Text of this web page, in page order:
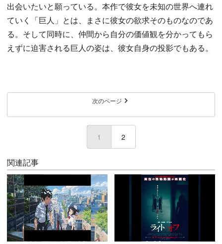
出会いたいと願っている。本作で彼女を未知の世界へ連れ
ていく「巨人」とは、まさに彼女の欲求そのものなのであ
る。そして同時に、仲間から自分の価値観を分かってもら
えずに迫害される巨人の姿は、彼女自身の投影でもある。
次のページ
1 (current)
2
関連記事